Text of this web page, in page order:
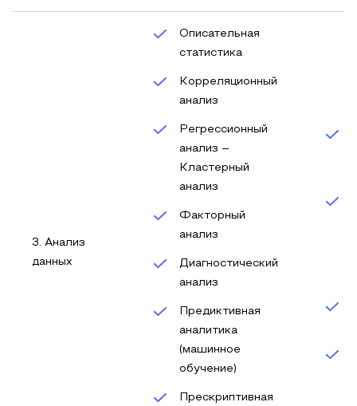
3. Анализ
данных
Описательная
статистика
Корреляционный
анализ
Регрессионный
анализ –
Кластерный
анализ
Факторный
анализ
Диагностический
анализ
Предиктивная
аналитика
(машинное
обучение)
Прескриптивная